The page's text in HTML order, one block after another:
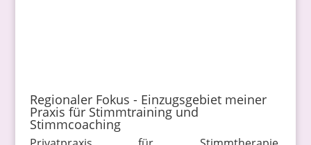
Regionaler Fokus - Einzugsgebiet meiner
Praxis für Stimmtraining und
Stimmcoaching